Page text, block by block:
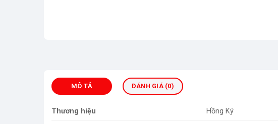
MÔ TẢ ĐÁNH GIÁ (0)
Thương hiệu Hồng Ký